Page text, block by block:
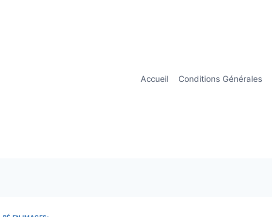
Accueil Conditions Générales